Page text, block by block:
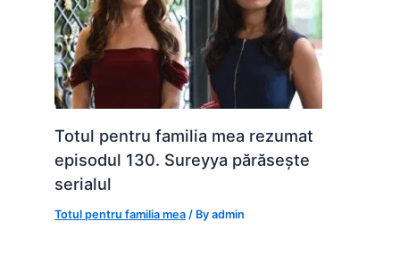
Totul pentru familia mea rezumat
episodul 130. Sureyya părăsește
serialul
Totul pentru familia mea / Byadmin